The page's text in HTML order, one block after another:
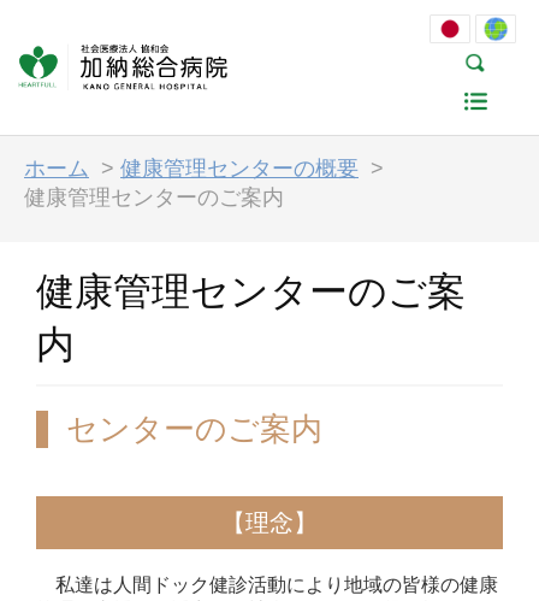
ホーム > 健康管理センターの概要 >
健康管理センターのご案内
健康管理センターのご案
内
センターのご案内
【理念】
私達は人間ドック健診活動により地域の皆様の健康